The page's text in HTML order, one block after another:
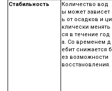
Стабильность
Количество вод
ы может зависет
ь от осадков и ци
клически менять
ся в течение год
а. Со временем д
ебит снижается б
ез возможности
восстановления.